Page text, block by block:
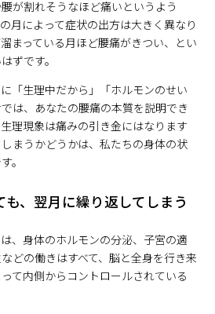
が割れそうなほど痛いというよう
月によって症状の出方は大きく異なり
まっている月ほど腰痛がきつい、とい
ずです。
「生理中だから」「ホルモンのせい
は、あなたの腰痛の本質を説明でき
理現象は痛みの引き金にはなります
まうかどうかは、私たちの身体の状
。
、翌月に繰り返してしまう
、身体のホルモンの分泌、子宮の適
どの働きはすべて、脳と全身を行き来
て内側からコントロールされている